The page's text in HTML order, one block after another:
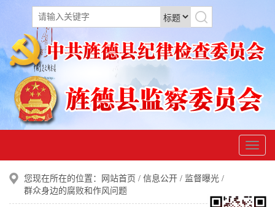
您现在所在的位置： 网站首页 / 信息公开 / 监督曝光 /
群众身边的腐败和作风问题